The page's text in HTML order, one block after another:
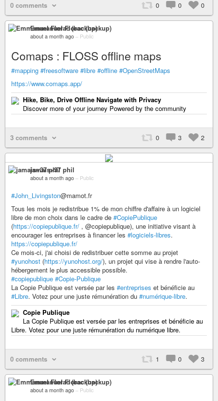
0 comments 0 0 0
Emmanuel Florac (backup)
about a month ago – Public
Comaps : FLOSS offline maps
#mapping #freesoftware #libre #offline #OpenStreetMaps
https://www.comaps.app/
Hike, Bike, Drive Offline Navigate with Privacy
Discover more of your journey Powered by the community
3 comments 0 3 2
jamais+37 phil
about a month ago – Public
#John_Livingston@mamot.fr
Tous les mois je redistribue 1% de mon chiffre d'affaire à un logiciel
libre de mon choix dans le cadre de #CopiePublique
(https://copiepublique.fr/ , @copiepublique), une initiative visant à
encourager les entreprises à financer les #logiciels-libres.
https://copiepublique.fr/
Ce mois-ci, j'ai choisi de redistribuer cette somme au projet
#yunohost (https://yunohost.org/), un projet qui vise à rendre l'auto-
hébergement le plus accessible possible.
#copiepublique #Copie-Publique
La Copie Publique est versée par les #entreprises et bénéficie au
#Libre. Votez pour une juste rémunération du #numérique-libre.
Copie Publique
La Copie Publique est versée par les entreprises et bénéficie au
Libre. Votez pour une juste rémunération du numérique libre.
0 comments 1 0 3
Emmanuel Florac (backup)
about a month ago – Public